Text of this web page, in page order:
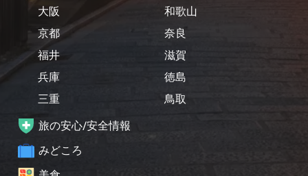
大阪
京都
福井
兵庫
三重
和歌山
奈良
滋賀
徳島
鳥取
旅の安心/安全情報
みどころ